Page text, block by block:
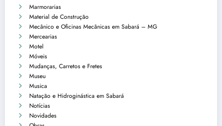
Marmorarias
Material de Construção
Mecânico e Oficinas Mecânicas em Sabará – MG
Mercearias
Motel
Móveis
Mudanças, Carretos e Fretes
Museu
Musica
Natação e Hidroginástica em Sabará
Notícias
Novidades